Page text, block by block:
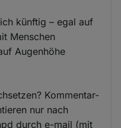
künftig – egal auf
Menschen
Augenhöhe
Kommentar-
nur nach
durch e-mail (mit